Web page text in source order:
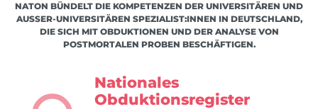
NATON BÜNDELT DIE KOMPETENZEN DER UNIVERSITÄREN UND
AUSSER-UNIVERSITÄREN SPEZIALIST:INNEN IN DEUTSCHLAND, D
IE SICH MIT OBDUKTIONEN UND DER ANALYSE VON P
OSTMORTALEN PROBEN BESCHÄFTIGEN.
Nationales
Obduktionsregister